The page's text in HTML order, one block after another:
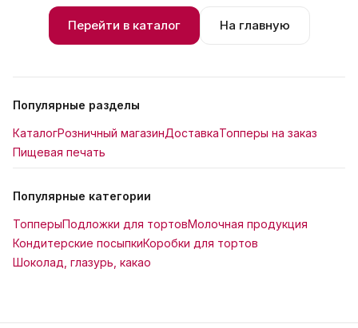
Перейти в каталог На главную
Популярные разделы
КаталогРозничный магазинДоставкаТопперы на заказ
Пищевая печать
Популярные категории
ТопперыПодложки для тортовМолочная продукция
Кондитерские посыпкиКоробки для тортов
Шоколад, глазурь, какао